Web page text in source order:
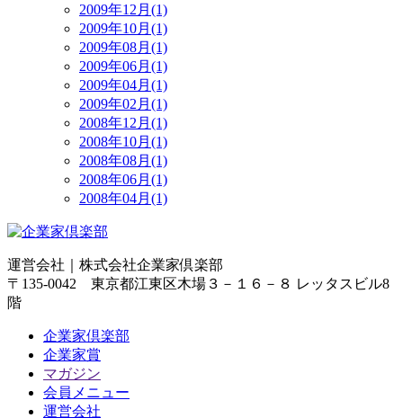
2009年12月(1)
2009年10月(1)
2009年08月(1)
2009年06月(1)
2009年04月(1)
2009年02月(1)
2008年12月(1)
2008年10月(1)
2008年08月(1)
2008年06月(1)
2008年04月(1)
運営会社｜ 株式会社企業家倶楽部
〒135-0042 東京都江東区木場３－１６－８ レッタスビル8
階
企業家倶楽部
企業家賞
マガジン
会員メニュー
運営会社